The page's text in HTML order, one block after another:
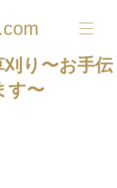
り〜お手伝
す〜
評価されています。